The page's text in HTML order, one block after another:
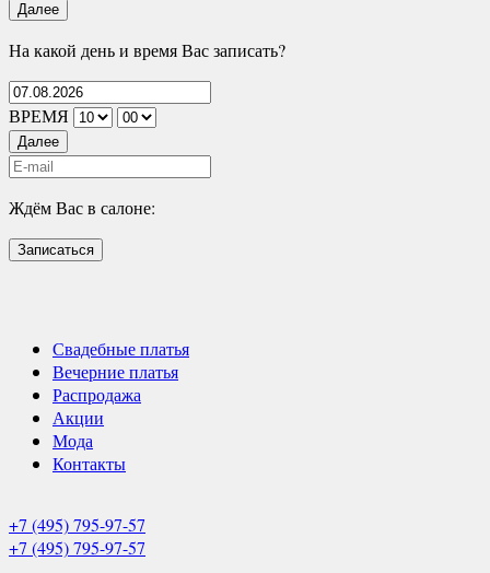
Далее
На какой день и время Вас записать?
ВРЕМЯ
Далее
Ждём Вас в салоне:
Записаться
Свадебные платья
Вечерние платья
Распродажа
Акции
Мода
Контакты
+7 (495) 795-97-57
+7 (495) 795-97-57